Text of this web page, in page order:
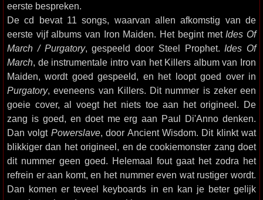
eerste bespreken.
De cd bevat 11 songs, waarvan allen afkomstig van de
eerste vijf albums van Iron Maiden. Het begint met Ides Of
March / Purgatory, gespeeld door Steel Prophet. Ides Of
March, de instrumentale intro van het Killers album van Iron
Maiden, wordt goed gespeeld, en het loopt goed over in
Purgatory, eveneens van Killers. Dit nummer is zeker een
goeie cover, al voegt het niets toe aan het origineel. De
zang is goed, en doet me erg aan Paul Di'Anno denken.
Dan volgt Powerslave, door Ancient Wisdom. Dit klinkt wat
blikkiger dan het origineel, en de cookiemonster zang doet
dit nummer geen goed. Helemaal fout gaat het zodra het
refrein er aan komt, en het nummer even wat rustiger wordt.
Dan komen er teveel keyboards in en kan je beter gelijk